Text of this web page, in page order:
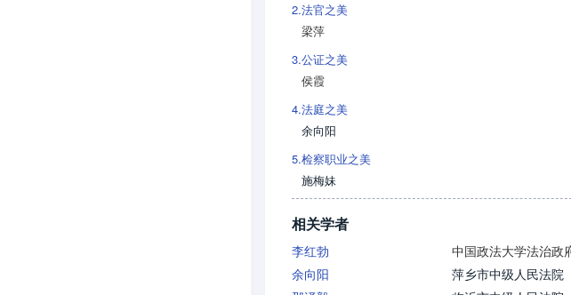
2.法官之美
梁萍
3.公证之美
侯霞
4.法庭之美
余向阳
5.检察职业之美
施梅妹
相关学者
李红勃
余向阳
萍乡市中级人民法院